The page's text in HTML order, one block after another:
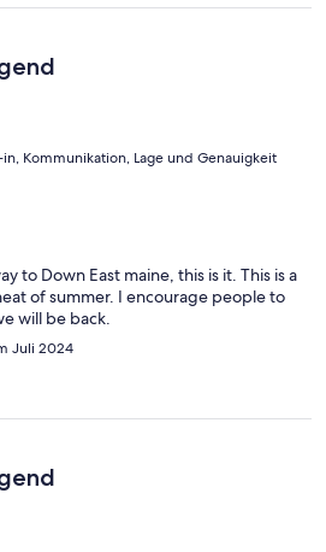
Kommunikation, Lage und Genauigkeit
to Down East maine, this is it. This is a
of summer. I encourage people to
will be back.
Juli 2024